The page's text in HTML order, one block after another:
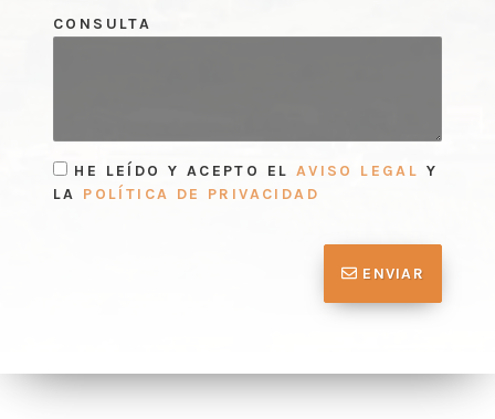
CONSULTA
HE LEÍDO Y ACEPTO EL AVISO LEGAL Y
LA POLÍTICA DE PRIVACIDAD
ENVIAR